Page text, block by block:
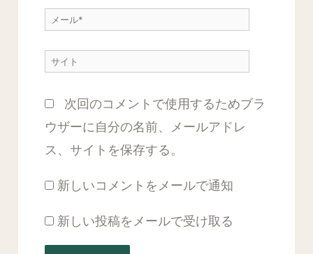
メ
ル
サ
ト
次回のコメントで使用するためブラ
ウザーに自分の名前、メールアドレ
ス、サイトを保存する。
新しいコメントをメールで通知
新しい投稿をメールで受け取る